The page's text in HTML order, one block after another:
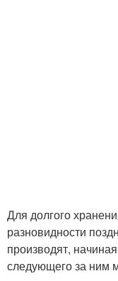
Для долгого
разновидности
производят,
следующего за ним